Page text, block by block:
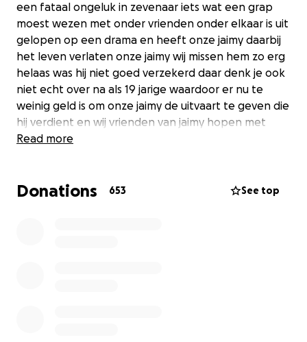
een fataal ongeluk in zevenaar iets wat een grap
moest wezen met onder vrienden onder elkaar is uit
gelopen op een drama en heeft onze jaimy daarbij
het leven verlaten onze jaimy wij missen hem zo erg
helaas was hij niet goed verzekerd daar denk je ook
niet echt over na als 19 jarige waardoor er nu te
weinig geld is om onze jaimy de uitvaart te geven die
hij verdient en wij vrienden van jaimy hopen met
deze oproep dat we het geld bij elkaar halen om
gaan jou missen
Read more
Donations 653 See top